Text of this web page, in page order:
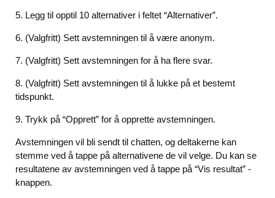
5. Legg til opptil 10 alternativer i feltet “Alternativer”.
6. (Valgfritt) Sett avstemningen til å være anonym.
7. (Valgfritt) Sett avstemningen for å ha flere svar.
8. (Valgfritt) Sett avstemningen til å lukke på et bestemt
tidspunkt.
9. Trykk på “Opprett” for å opprette avstemningen.
Avstemningen vil bli sendt til chatten, og deltakerne kan
stemme ved å tappe på alternativene de vil velge. Du kan se
resultatene av avstemningen ved å tappe på “Vis resultat” -
knappen.